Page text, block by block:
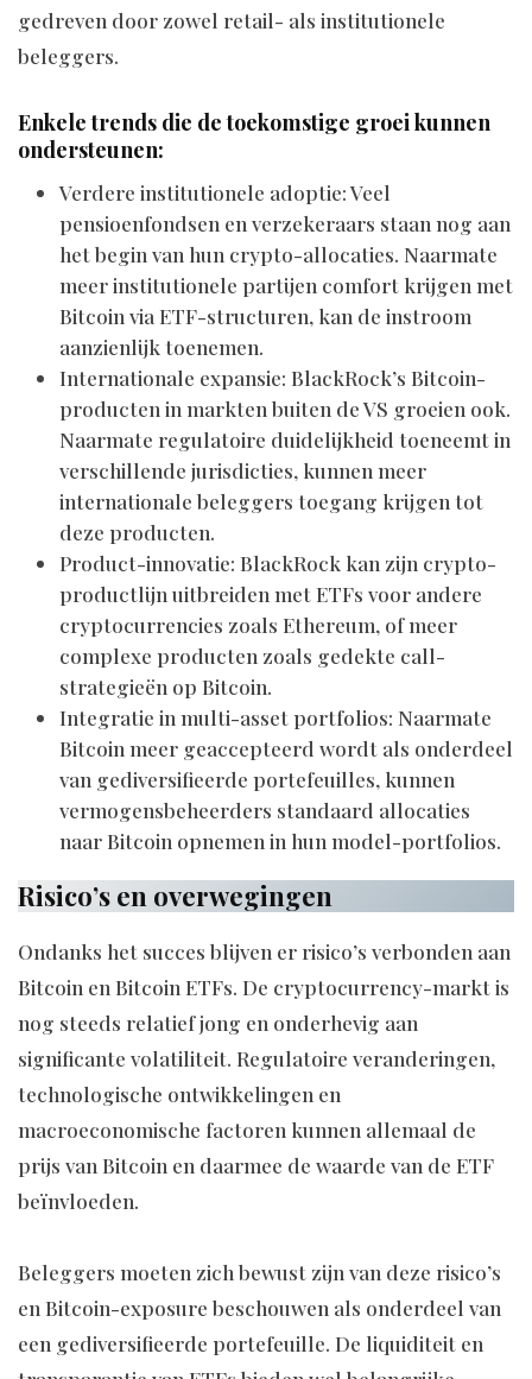
gedreven door zowel retail- als institutionele
beleggers.
Enkele trends die de toekomstige groei kunnen
ondersteunen:
Verdere institutionele adoptie: Veel
pensioenfondsen en verzekeraars staan nog aan
het begin van hun crypto-allocaties. Naarmate
meer institutionele partijen comfort krijgen met
Bitcoin via ETF-structuren, kan de instroom
aanzienlijk toenemen.
Internationale expansie: BlackRock’s Bitcoin-
producten in markten buiten de VS groeien ook.
Naarmate regulatoire duidelijkheid toeneemt in
verschillende jurisdicties, kunnen meer
internationale beleggers toegang krijgen tot
deze producten.
Product-innovatie: BlackRock kan zijn crypto-
productlijn uitbreiden met ETFs voor andere
cryptocurrencies zoals Ethereum, of meer
complexe producten zoals gedekte call-
strategieën op Bitcoin.
Integratie in multi-asset portfolios: Naarmate
Bitcoin meer geaccepteerd wordt als onderdeel
van gediversifieerde portefeuilles, kunnen
vermogensbeheerders standaard allocaties
naar Bitcoin opnemen in hun model-portfolios.
Risico’s en overwegingen
Ondanks het succes blijven er risico’s verbonden aan
Bitcoin en Bitcoin ETFs. De cryptocurrency-markt is
nog steeds relatief jong en onderhevig aan
significante volatiliteit. Regulatoire veranderingen,
technologische ontwikkelingen en
macroeconomische factoren kunnen allemaal de
prijs van Bitcoin en daarmee de waarde van de ETF
beïnvloeden.
Beleggers moeten zich bewust zijn van deze risico’s
en Bitcoin-exposure beschouwen als onderdeel van
een gediversifieerde portefeuille. De liquiditeit en